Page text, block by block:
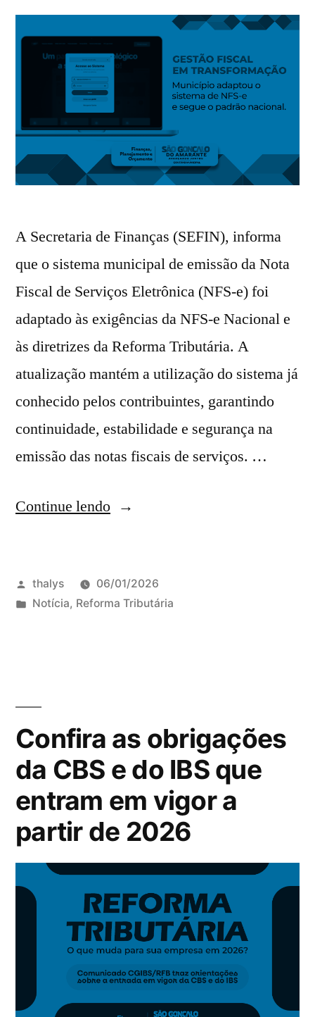
A Secretaria de Finanças (SEFIN), informa
que o sistema municipal de emissão da Nota
Fiscal de Serviços Eletrônica (NFS-e) foi
adaptado às exigências da NFS-e Nacional e
às diretrizes da Reforma Tributária. A
atualização mantém a utilização do sistema já
conhecido pelos contribuintes, garantindo
continuidade, estabilidade e segurança na
emissão das notas fiscais de serviços. …
Continue lendo
thalys
06/01/2026
Notícia, Reforma Tributária
Confira as obrigações
da CBS e do IBS que
entram em vigor a
partir de 2026